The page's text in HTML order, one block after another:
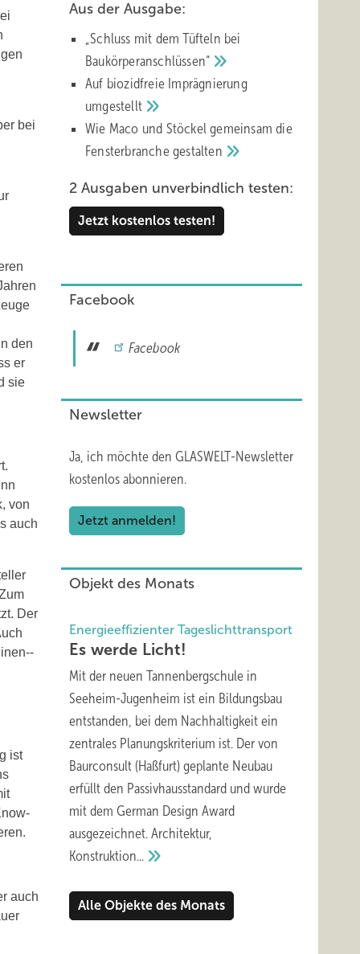
bei
den
er
sie
von
auch
Der
ist
auch
Aus der Ausgabe:
„Schluss mit d em Tüfteln bei
Baukörperanschlüssen“
Auf biozidfreie Imprägnierung
umgestellt
Wie Maco und Stöckel gemeinsam die
Fensterbranche gestalten
2 Ausgaben unverbindlich testen:
Jetzt kostenlos testen!
Facebook
Facebook
Newsletter
Ja, ich möchte den GLASWELT-Newsletter
kostenlos abonnieren.
Jetzt anmelden!
Objekt des Monats
Energieeffizienter Tageslichttransport
Es werde Licht!
Mit der neuen Tannenbergschule in
Seeheim-Jugenheim ist ein Bildungsbau
entstanden, bei dem Nachhaltigkeit ein
zentrales Planungskriterium ist. Der von
Baurconsult (Haßfurt) geplante Neubau
erfüllt den Passivhausstandard und wurde
mit dem German Design Award
ausgezeichnet. Architektur,
Konstruktion...
Alle Objekte des Monats